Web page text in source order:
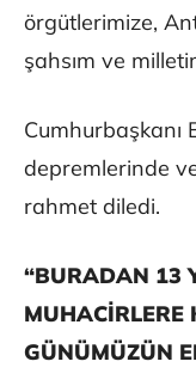
örgütlerimize,
şahsım ve
Cumhurbaşkanı
depremlerinde
rahmet diledi.
“BURADAN 13
MUHACİRLERE
GÜNÜMÜZÜN